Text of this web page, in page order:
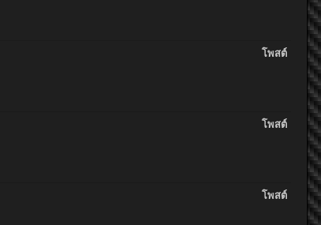
โพสต์
โพสต์
โพสต์